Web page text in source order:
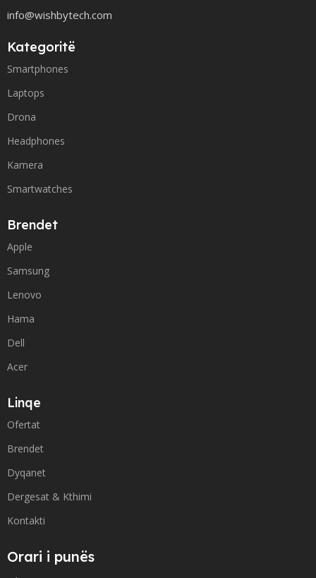
info@wishbytech.com
Kategoritë
Smartphones
Laptops
Drona
Headphones
Kamera
Smartwatches
Brendet
Apple
Samsung
Lenovo
Hama
Dell
Acer
Linqe
Ofertat
Brendet
Dyqanet
Dergesat & Kthimi
Kontakti
Orari i punës